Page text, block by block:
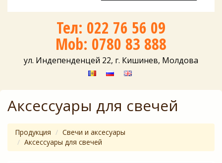
Тел: 022 76 56 09
Mob: 0780 83 888
ул. Индепенденцей 22, г. Кишинев, Молдова
Аксесcуары для свечей
Продукция
Свечи и аксесуары
Аксесcуары для свечей